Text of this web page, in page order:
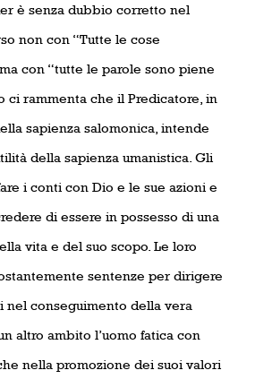
è senza dubbio corretto nel
non con “Tutte le cose
con “tutte le parole sono piene
ci rammenta che il Predicatore, in
sapienza salomonica, intende
della sapienza umanistica. Gli
i conti con Dio e le sue azioni e
di essere in possesso di una
vita e del suo scopo. Le loro
sentenze per dirigere
nel conseguimento della vera
altro ambito l’uomo fatica con
nella promozione dei suoi valori